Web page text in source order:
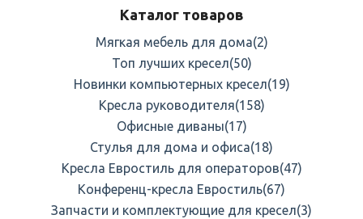
Каталог товаров
Мягкая мебель для дома(2)
Топ лучших кресел(50)
Новинки компьютерных кресел(19)
Кресла руководителя(158)
Офисные диваны(17)
Стулья для дома и офиса(18)
Кресла Евростиль для операторов(47)
Конференц-кресла Евростиль(67)
Запчасти и комплектующие для кресел(3)